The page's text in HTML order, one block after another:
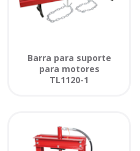
Barra para suporte
para motores
TL1120-1